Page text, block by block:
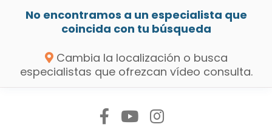
No encontramos a un especialista que
coincida con tu búsqueda
Cambia la localización o busca
especialistas que ofrezcan vídeo consulta.